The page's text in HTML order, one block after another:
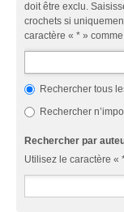
doit être exclu.
crochets si
caractère « * »
Rechercher tous
Rechercher
Rechercher par
Utilisez le caractère «